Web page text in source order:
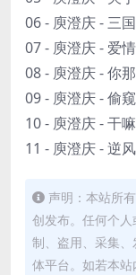
06 - 庾澄庆 - 三国
07 - 庾澄庆 - 爱
08 - 庾澄庆 - 你
09 - 庾澄庆 - 偷窥
10 - 庾澄庆 - 干
11 - 庾澄庆 - 逆
声明：本站所
创发布。任何个
制、盗用、采集
体平台。如若本